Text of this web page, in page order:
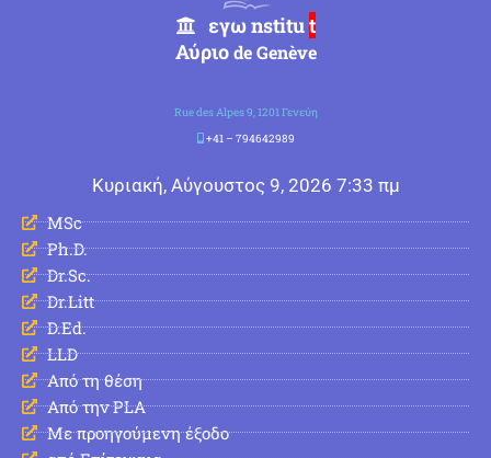
εγω nstitut
Αύριο de Genève
Rue des Alpes 9, 1201 Γενεύη
+41 – 794642989
Κυριακή, Αύγουστος 9, 2026 7:33 πμ
MSc
Ph.D.
Dr.Sc.
Dr.Litt
D.Ed.
LLD
Από τη θέση
Από την PLA
Με προηγούμενη έξοδο